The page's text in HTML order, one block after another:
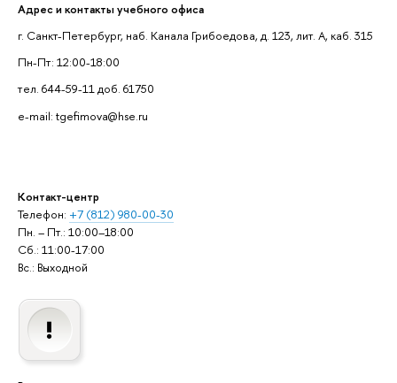
Адрес и контакты учебного офиса
г. Санкт-Петербург, наб. Канала Грибоедова, д. 123, лит. А, каб. 315
Пн-Пт: 12:00-18:00
тел. 644-59-11 доб. 61750
e-mail: tgefimova@hse.ru
Контакт-центр
Телефон: +7 (812) 980-00-30
Пн. – Пт.: 10:00–18:00
Сб.: 11:00-17:00
Вс.: Выходной